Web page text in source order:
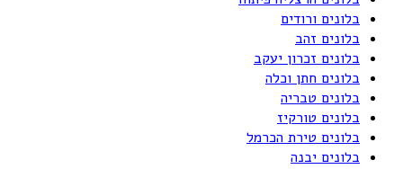
בלונים ורודים
בלונים זהב
בלונים זכרון יעקב
בלונים חתן וכלה
בלונים טבריה
בלונים טורקיז
בלונים טירת הכרמל
בלונים יבנה